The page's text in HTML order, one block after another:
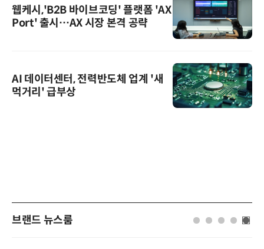
웹케시,'B2B 바이브코딩' 플랫폼 'AX
Port' 출시…AX 시장 본격 공략
AI 데이터센터, 전력반도체 업계 '새
먹거리' 급부상
브랜드 뉴스룸